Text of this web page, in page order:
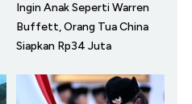
Ingin Anak Seperti Warren
Buffett, Orang Tua China
Siapkan Rp34 Juta